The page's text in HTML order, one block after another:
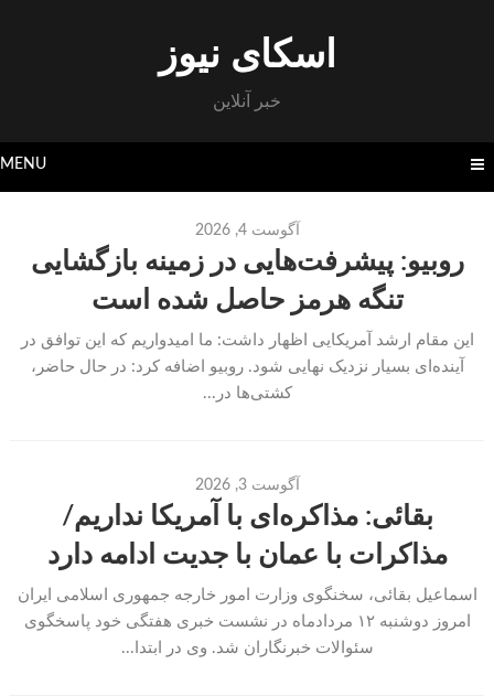
اسکای نیوز
خبر آنلاین
MENU
آگوست 4, 2026
روبیو: پیشرفت‌هایی در زمینه بازگشایی
تنگه هرمز حاصل شده است
این مقام ارشد آمریکایی اظهار داشت: ما امیدواریم که این توافق در
آینده‌ای بسیار نزدیک نهایی شود. روبیو اضافه کرد: در حال حاضر،
کشتی‌ها در...
آگوست 3, 2026
بقائی: مذاکره‌ای با آمریکا نداریم/
مذاکرات با عمان با جدیت ادامه دارد
اسماعیل بقائی، سخنگوی وزارت امور خارجه جمهوری اسلامی ایران
امروز دوشنبه ۱۲ مردادماه در نشست خبری هفتگی خود پاسخگوی
سئوالات خبرنگاران شد. وی در ابتدا...